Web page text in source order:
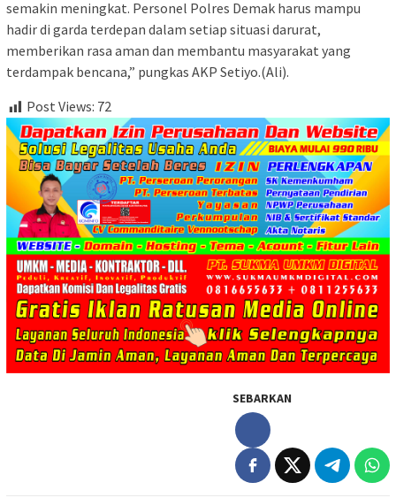
semakin meningkat. Personel Polres Demak harus mampu
hadir di garda terdepan dalam setiap situasi darurat,
memberikan rasa aman dan membantu masyarakat yang
terdampak bencana,” pungkas AKP Setiyo.(Ali).
Post Views: 72
SEBARKAN